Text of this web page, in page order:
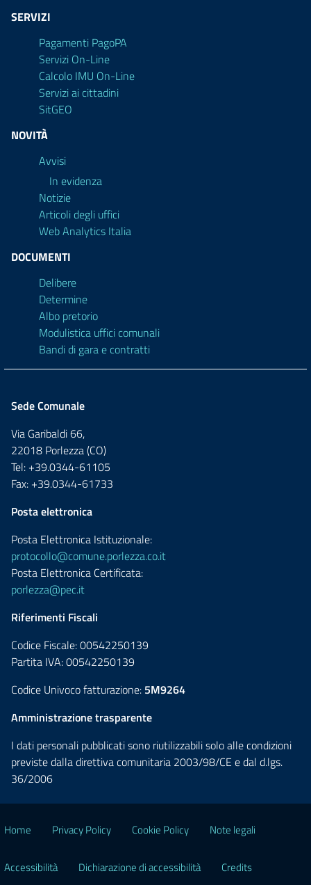
SERVIZI
Pagamenti PagoPA
Servizi On-Line
Calcolo IMU On-Line
Servizi ai cittadini
SitGEO
NOVITÀ
Avvisi
In evidenza
Notizie
Articoli degli uffici
Web Analytics Italia
DOCUMENTI
Delibere
Determine
Albo pretorio
Modulistica uffici comunali
Bandi di gara e contratti
Sede Comunale
Via Garibaldi 66,
22018 Porlezza (CO)
Tel: +39.0344-61105
Fax: +39.0344-61733
Posta elettronica
Posta Elettronica Istituzionale:
protocollo@comune.porlezza.co.it
Posta Elettronica Certificata:
porlezza@pec.it
Riferimenti Fiscali
Codice Fiscale: 00542250139
Partita IVA: 00542250139
Codice Univoco fatturazione: 5M9264
Amministrazione trasparente
I dati personali pubblicati sono riutilizzabili solo alle condizioni
previste dalla direttiva comunitaria 2003/98/CE e dal d.lgs.
36/2006
Home Privacy Policy Cookie Policy Note legali
Accessibilità Dichiarazione di accessibilità Credits